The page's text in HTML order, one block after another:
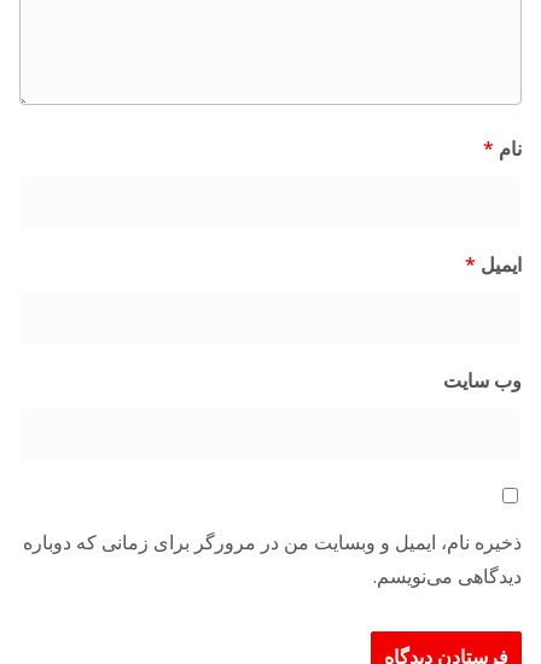
نام *
ایمیل *
وب‌ سایت
ذخیره نام، ایمیل و وبسایت من در مرورگر برای زمانی که دوباره
دیدگاهی می‌نویسم.